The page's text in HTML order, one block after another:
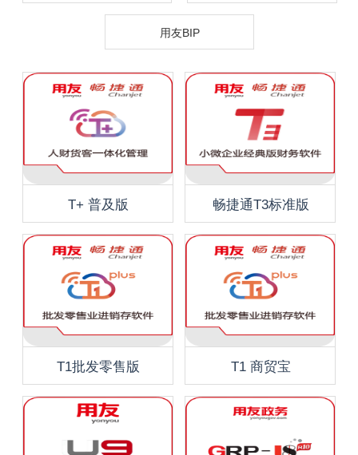
用友BIP
T+ 普及版 畅捷通T3标准版
T1批发零售版 T1 商贸宝